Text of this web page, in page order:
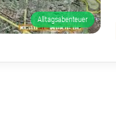
Alltagsabenteuer